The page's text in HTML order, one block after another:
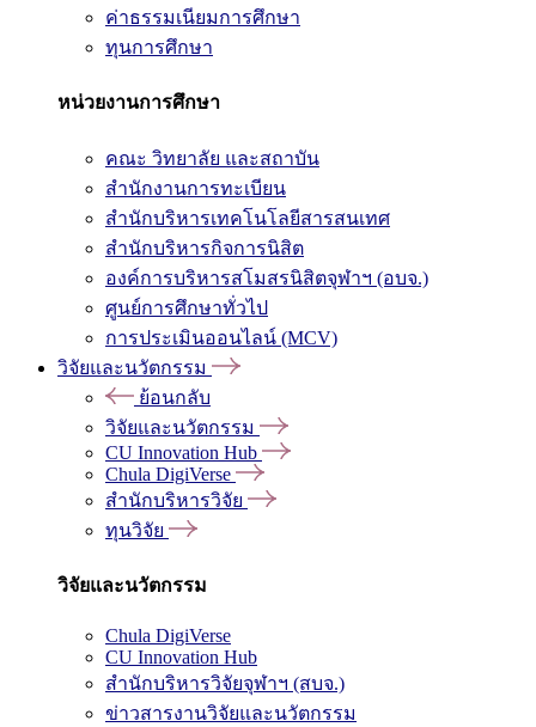
ค่าธรรมเนียมการศึกษา
ทุนการศึกษา
หน่วยงานการศึกษา
คณะ วิทยาลัย และสถาบัน
สำนักงานการทะเบียน
สำนักบริหารเทคโนโลยีสารสนเทศ
สำนักบริหารกิจการนิสิต
องค์การบริหารสโมสรนิสิตจุฬาฯ (อบจ.)
ศูนย์การศึกษาทั่วไป
การประเมินออนไลน์ (MCV)
วิจัยและนวัตกรรม
ย้อนกลับ
วิจัยและนวัตกรรม
CU Innovation Hub
Chula DigiVerse
สำนักบริหารวิจัย
ทุนวิจัย
วิจัยและนวัตกรรม
Chula DigiVerse
CU Innovation Hub
สำนักบริหารวิจัยจุฬาฯ (สบจ.)
ข่าวสารงานวิจัยและนวัตกรรม